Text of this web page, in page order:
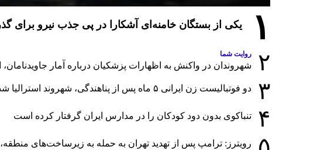
۱ یکی از بستگان خامنه‌ای آشکارا در پی جذب نیرو
۲ روایت شما
شهروندان در واکنش به اظهارات پزشکیان درباره آمار جاویدنامان،
۳ دو فوتبالیست زن ایرانی ۵ ماه پس از پناهندگی، شهروند استرالیا شدند
۴ تنباکوی بدون دود کودکان را در مدارس ایران گرفتار کرده است
رویترز: ترامپ پس از تهدید تهران به حمله به زیرساخت‌های